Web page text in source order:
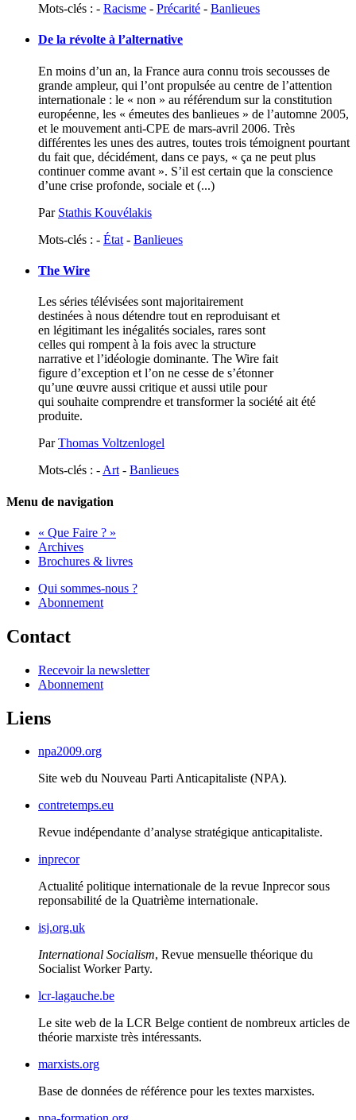
Mots-clés : - Racisme - Précarité - Banlieues
De la révolte à l’alternative
En moins d’un an, la France aura connu trois secousses de
grande ampleur, qui l’ont propulsée au centre de l’attention
internationale : le « non » au référendum sur la constitution
européenne, les « émeutes des banlieues » de l’automne 2005,
et le mouvement anti-CPE de mars-avril 2006. Très
différentes les unes des autres, toutes trois témoignent pourtant
du fait que, décidément, dans ce pays, « ça ne peut plus
continuer comme avant ». S’il est certain que la conscience
d’une crise profonde, sociale et (...)
Par Stathis Kouvélakis
Mots-clés : - État - Banlieues
The Wire
Les séries télévisées sont majoritairement
destinées à nous détendre tout en reproduisant et
en légitimant les inégalités sociales, rares sont
celles qui rompent à la fois avec la structure
narrative et l’idéologie dominante. The Wire fait
figure d’exception et l’on ne cesse de s’étonner
qu’une œuvre aussi critique et aussi utile pour
qui souhaite comprendre et transformer la société ait été
produite.
ParThomas Voltzenlogel
Mots-clés : - Art - Banlieues
Menu de navigation
« Que Faire ? »
Archives
Brochures & livres
Qui sommes-nous ?
Abonnement
Contact
Recevoir la newsletter
Abonnement
Liens
npa2009.org
Site web du Nouveau Parti Anticapitaliste (NPA).
contretemps.eu
Revue indépendante d’analyse stratégique anticapitaliste.
inprecor
Actualité politique internationale de la revue Inprecor sous
reponsabilité de la Quatrième internationale.
isj.org.uk
International Socialism, Revue mensuelle théorique du
Socialist Worker Party.
lcr-lagauche.be
Le site web de la LCR Belge contient de nombreux articles de
théorie marxiste très intéressants.
marxists.org
Base de données de référence pour les textes marxistes.